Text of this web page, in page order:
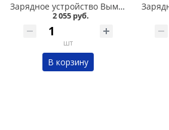
Зарядное устройство Вымпел-15 автомат, 7А, 12В в Омске
2 055 руб.
шт
В корзину